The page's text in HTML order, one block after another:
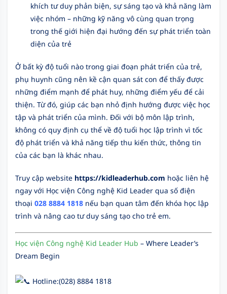
khích tư duy phản biện, sự sáng tạo và khả năng làm
việc nhóm – những kỹ năng vô cùng quan trọng
trong thế giới hiện đại hướng đến sự phát triển toàn
diện của trẻ
Ở bất kỳ độ tuổi nào trong giai đoạn phát triển của trẻ,
phụ huynh cũng nên kề cận quan sát con để thấy được
những điểm mạnh để phát huy, những điểm yếu để cải
thiện. Từ đó, giúp các bạn nhỏ định hướng được việc học
tập và phát triển của mình. Đối với bộ môn lập trình,
không có quy định cụ thể về độ tuổi học lập trình vì tốc
độ phát triển và khả năng tiếp thu kiến thức, thông tin
của các bạn là khác nhau.
Truy cập website https://kidleaderhub.com hoặc liên hệ
ngay với Học viện Công nghệ Kid Leader qua số điện
thoại 028 8884 1818 nếu bạn quan tâm đến khóa học lập
trình và nâng cao tư duy sáng tạo cho trẻ em.
Học viện Công nghệ Kid Leader Hub – Where Leader’s
Dream Begin
Hotline:(028) 8884 1818